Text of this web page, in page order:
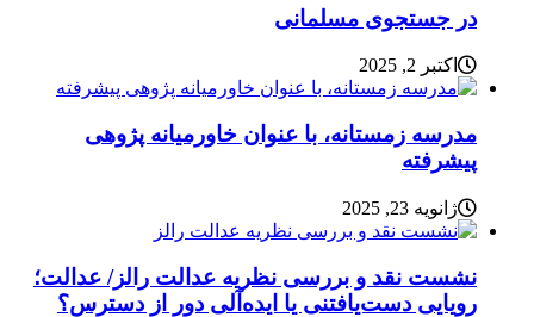
در جستجوی مسلمانی
اکتبر 2, 2025
مدرسه زمستانه، با عنوان خاورمیانه پژوهی
پیشرفته
ژانویه 23, 2025
نشست نقد و بررسی نظریه عدالت رالز/ عدالت؛
رویایی دست‌یافتنی یا ایده‌آلی دور از دسترس؟